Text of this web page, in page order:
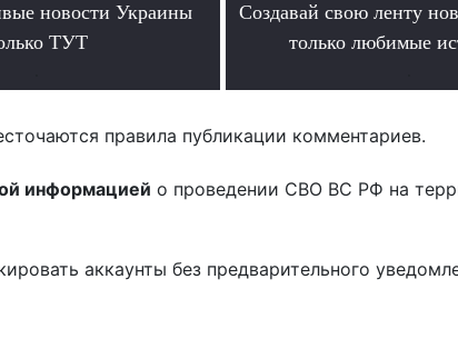
новости Украины
ТУТ
Создавай свою ленту
только любимые
правила публикации комментариев.
информацией о проведении СВО ВС РФ на
аккаунты без предварительного